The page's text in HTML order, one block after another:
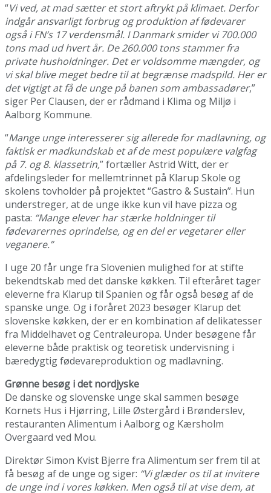
“Vi ved, at mad sætter et stort aftrykt på klimaet. Derfor
indgår ansvarligt forbrug og produktion af fødevarer
også i FN’s 17 verdensmål. I Danmark smider vi 700.000
tons mad ud hvert år. De 260.000 tons stammer fra
private husholdninger. Det er voldsomme mængder, og
vi skal blive meget bedre til at begrænse madspild. Her er
det vigtigt at få de unge på banen som ambassadører,”
siger Per Clausen, der er rådmand i Klima og Miljø i
Aalborg Kommune.
“Mange unge interesserer sig allerede for madlavning, og
faktisk er madkundskab et af de mest populære valgfag
på 7. og 8. klassetrin,” fortæller Astrid Witt, der er
afdelingsleder for mellemtrinnet på Klarup Skole og
skolens tovholder på projektet “Gastro & Sustain”. Hun
understreger, at de unge ikke kun vil have pizza og
pasta: “Mange elever har stærke holdninger til
fødevarernes oprindelse, og en del er vegetarer eller
veganere.”
I uge 20 får unge fra Slovenien mulighed for at stifte
bekendtskab med det danske køkken. Til efteråret tager
eleverne fra Klarup til Spanien og får også besøg af de
spanske unge. Og i foråret 2023 besøger Klarup det
slovenske køkken, der er en kombination af delikatesser
fra Middelhavet og Centraleuropa. Under besøgene får
eleverne både praktisk og teoretisk undervisning i
bæredygtig fødevareproduktion og madlavning.
Grønne besøg i det nordjyske
De danske og slovenske unge skal sammen besøge
Kornets Hus i Hjørring, Lille Østergård i Brønderslev,
restauranten Alimentum i Aalborg og Kærsholm
Overgaard ved Mou.
Direktør Simon Kvist Bjerre fra Alimentum ser frem til at
få besøg af de unge og siger: “Vi glæder os til at invitere
de unge ind i vores køkken. Men også til at vise dem, at